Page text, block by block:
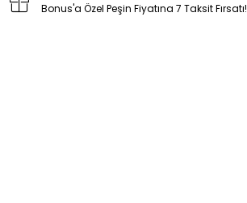
Bonus'a Özel Peşin Fiyatına 7 Taksit Fırsatı!